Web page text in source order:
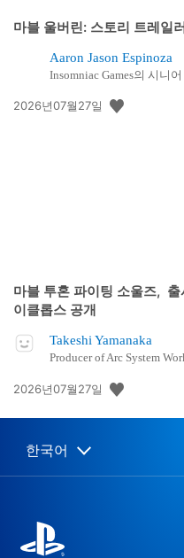
마블 울버린: 스토리 트레일
Aaron Jason Espinoza
Insomniac Games의 시니
공
2026년07월27일
마블 투혼 파이팅 소울즈,
이클롭스 공개
Takeshi Yamanaka
Producer of Arc System
공
일:
2026년07월27일
Select
Current
한국어